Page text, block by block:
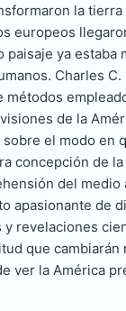
la tierra
europeos
paisaje ya estaba
Charles C.
métodos
de la
el modo en
concepción de
del medio
apasionante de
y revelaciones
que cambiarán
ver la América